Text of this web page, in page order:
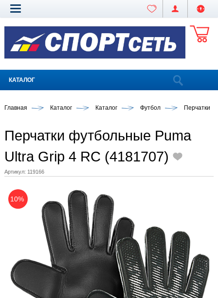
КАТАЛОГ
Главная Каталог Каталог Футбол Перчатки
Перчатки футбольные Puma
Ultra Grip 4 RC (4181707)
Артикул: 119166
10%